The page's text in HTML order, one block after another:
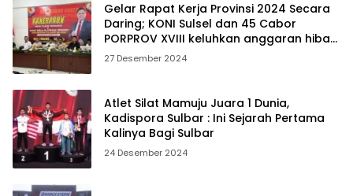
Gelar Rapat Kerja Provinsi 2024 Secara
Daring; KONI Sulsel dan 45 Cabor
PORPROV XVIII keluhkan anggaran hibah
2025 hanya 2,5 miliar
27 Desember 2024
Atlet Silat Mamuju Juara 1 Dunia,
Kadispora Sulbar : Ini Sejarah Pertama
Kalinya Bagi Sulbar
24 Desember 2024